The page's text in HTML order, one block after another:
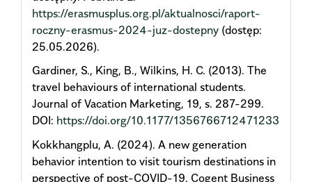
https://erasmusplus.org.pl/aktualnosci/raport-
roczny-erasmus-2024-juz-dostepny (dostęp:
25.05.2026).
Gardiner, S., King, B., Wilkins, H. C. (2013). The
travel behaviours of international students.
Journal of Vacation Marketing, 19, s. 287-299.
DOI: https://doi.org/10.1177/1356766712471233
Kokkhangplu, A. (2024). A new generation
behavior intention to visit tourism destinations in
perspective of post-COVID-19. Cogent Business